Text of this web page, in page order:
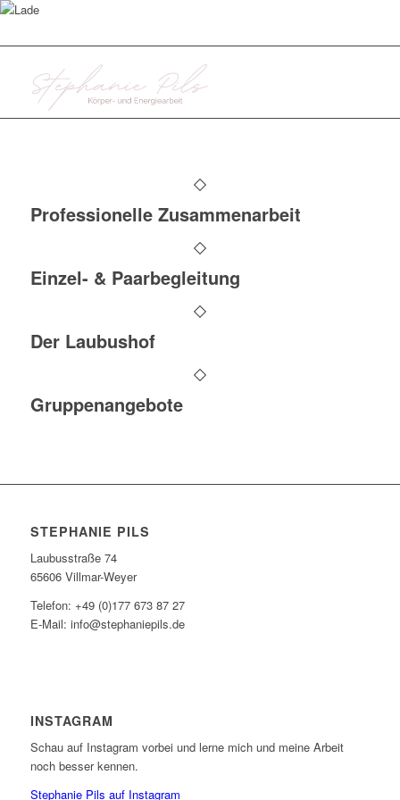
Professionelle Zusammenarbeit
Einzel- & Paarbegleitung
Der Laubushof
Gruppenangebote
STEPHANIE PILS
Laubusstraße 74
65606 Villmar-Weyer
Telefon: +49 (0)177 673 87 27
E-Mail: info@stephaniepils.de
INSTAGRAM
Schau auf Instagram vorbei und lerne mich und meine Arbeit
noch besser kennen.
Stephanie Pils auf Instagram